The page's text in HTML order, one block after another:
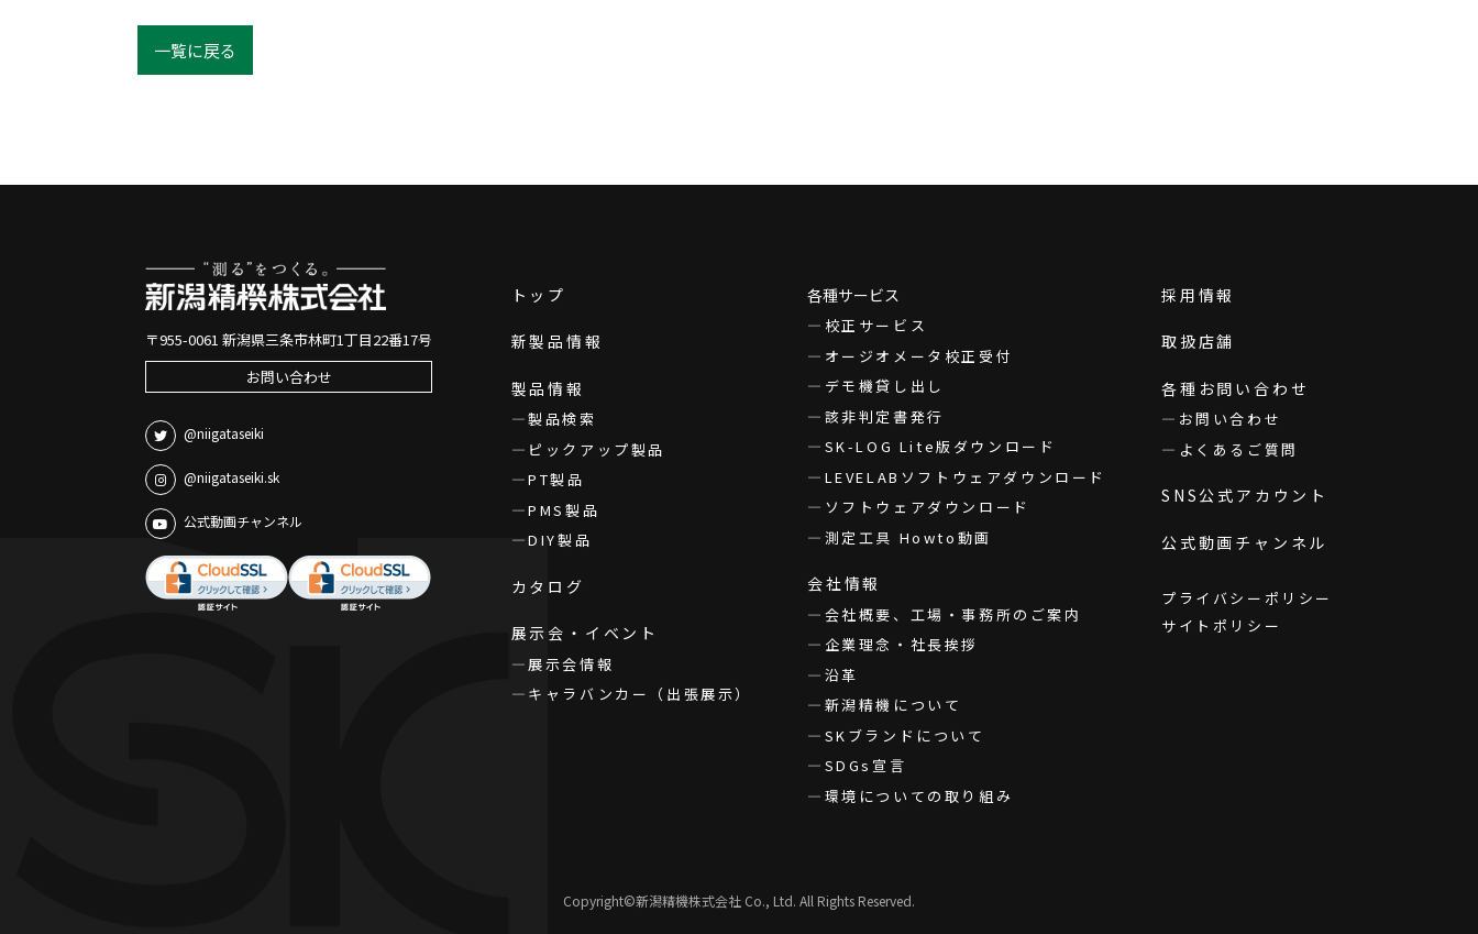
一覧に戻る
〒955-0061 新潟県三条市林町1丁目22番17号
お問い合わせ
@niigataseiki
@niigataseiki.sk
公式動画チャンネル
トップ
新製品情報
製品情報
製品検索
ピックアップ製品
PT製品
PMS製品
DIY製品
カタログ
展示会・イベント
展示会情報
キャラバンカー（出張展示）
各種サービス
校正サービス
オージオメータ校正受付
デモ機貸し出し
該非判定書発行
SK-LOG Lite版ダウンロード
LEVELABソフトウェアダウンロード
ソフトウェアダウンロード
測定工具 Howto動画
会社情報
会社概要、工場・事務所のご案内
企業理念・社長挨拶
沿革
新潟精機について
SKブランドについて
SDGs宣言
環境についての取り組み
採用情報
取扱店舗
各種お問い合わせ
お問い合わせ
よくあるご質問
SNS公式アカウント
公式動画チャンネル
プライバシーポリシー
サイトポリシー
Copyright©新潟精機株式会社 Co., Ltd. All Rights Reserved.